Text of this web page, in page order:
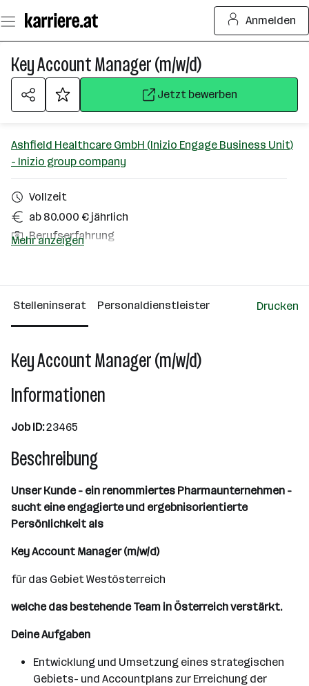
Seiteninhalt
springen
Anmelden
Key Account Manager (m/w/d)
Jetzt bewerben
Ashfield Healthcare GmbH (Inizio Engage Business Unit)
- Inizio group company
Vollzeit
ab 80.000 € jährlich
Berufserfahrung
Über das Unternehmen
Wien
Mehr anzeigen
Stelleninserat Personaldienstleister Drucken
Key Account Manager (m/w/d)
Informationen
Job ID:23465
Beschreibung
Unser Kunde - ein renommiertes Pharmaunternehmen -
sucht eine engagierte und ergebnisorientierte
Persönlichkeit als
Key Account Manager (m/w/d)
für das Gebiet Westösterreich
welche das bestehende Team in Österreich verstärkt.
Deine Aufgaben
Entwicklung und Umsetzung eines strategischen
Gebiets- und Accountplans zur Erreichung der